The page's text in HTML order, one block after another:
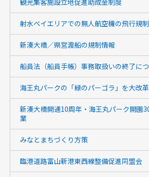
観光集客施設立地促進助成金制度
射水ベイエリアでの無人航空機の飛行規
新湊大橋／県営渡船の規制情報
船員法（船員手帳）事務取扱いの終了に
海王丸パークの「緑のパーゴラ」を大改革
新湊大橋開通10周年・海王丸パーク開園
業
みなとまちづくり方策
臨港道路富山新港東西線整備促進同盟会